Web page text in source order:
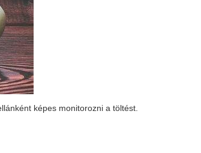
képes monitorozni a töltést.